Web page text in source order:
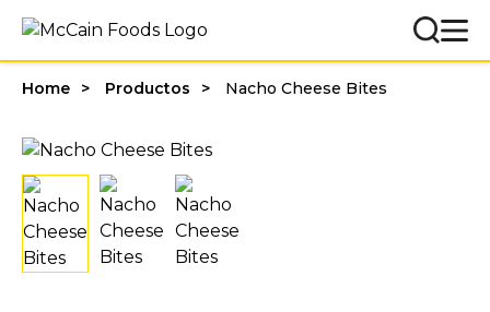
Home Productos Nacho Cheese Bites